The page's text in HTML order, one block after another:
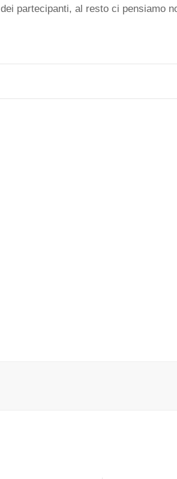
partecipanti, al resto ci pensiamo